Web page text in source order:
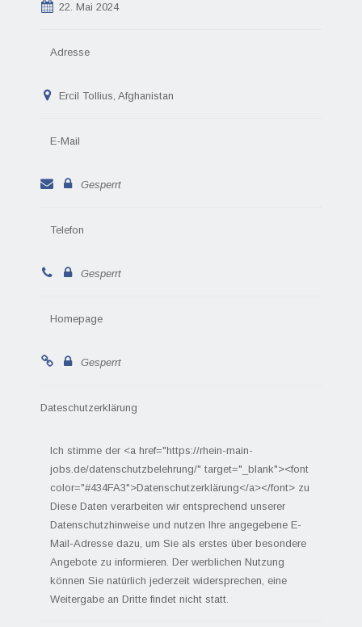
22. Mai 2024
Adresse
Ercil Tollius, Afghanistan
E-Mail
Gesperrt
Telefon
Gesperrt
Homepage
Gesperrt
Dateschutzerklärung
Ich stimme der <a href="https://rhein-main-
jobs.de/datenschutzbelehrung/" target="_blank"><font
color="#434FA3">Datenschutzerklärung</a></font> zu
Diese Daten verarbeiten wir entsprechend unserer
Datenschutzhinweise und nutzen Ihre angegebene E-
Mail-Adresse dazu, um Sie als erstes über besondere
Angebote zu informieren. Der werblichen Nutzung
können Sie natürlich jederzeit widersprechen, eine
Weitergabe an Dritte findet nicht statt.